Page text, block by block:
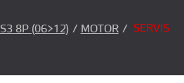
S3 8P (06>12) / MOTOR / SERVIS